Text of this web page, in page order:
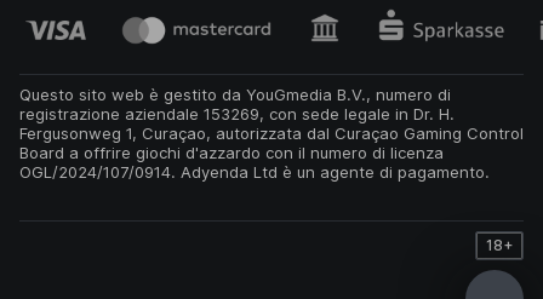
Questo sito web è gestito da YouGmedia B.V., numero di
registrazione aziendale 153269, con sede legale in Dr. H.
Fergusonweg 1, Curaçao, autorizzata dal Curaçao Gaming Control
Board a offrire giochi d'azzardo con il numero di licenza
OGL/2024/107/0914. Adyenda Ltd è un agente di pagamento.
18+